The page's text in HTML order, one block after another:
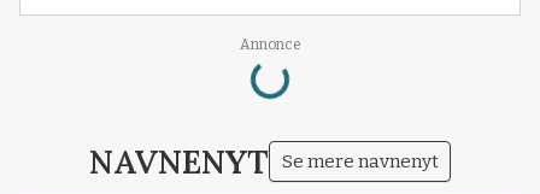
Annonce
Loading...
NAVNENYT Se mere navnenyt